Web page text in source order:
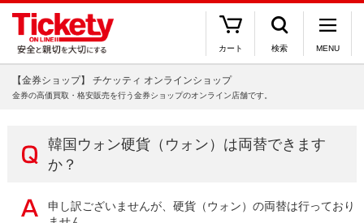
カート 検索 MENU
【金券ショップ】 チケッティ オンラインショップ
金券の高価買取・格安販売を行う金券ショップのオンライン店舗です。
韓国ウォン硬貨（ウォン）は両替できます
か？
申し訳ございませんが、硬貨（ウォン）の両替は行っており